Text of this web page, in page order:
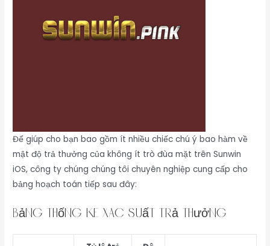
Để giúp cho bạn bao gồm ít nhiều chiếc chú ý bao hàm về
mật độ trả thưởng của không ít trò đùa mặt trên Sunwin
iOS, công ty chúng chúng tôi chuyên nghiệp cung cấp cho
bảng hoạch toán tiếp sau đây:
Bảng Thống Kê Xác Suất Trả Thưởng